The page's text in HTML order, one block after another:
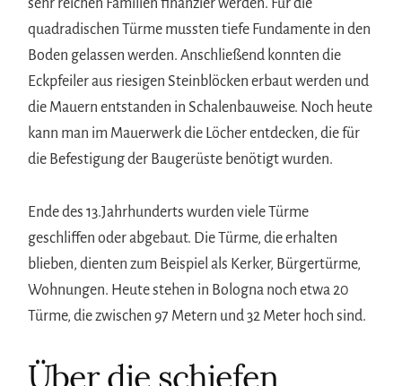
sehr reichen Familien finanzier werden. Für die
quadradischen Türme mussten tiefe Fundamente in den
Boden gelassen werden. Anschließend konnten die
Eckpfeiler aus riesigen Steinblöcken erbaut werden und
die Mauern entstanden in Schalenbauweise. Noch heute
kann man im Mauerwerk die Löcher entdecken, die für
die Befestigung der Baugerüste benötigt wurden.
Ende des 13.Jahrhunderts wurden viele Türme
geschliffen oder abgebaut. Die Türme, die erhalten
blieben, dienten zum Beispiel als Kerker, Bürgertürme,
Wohnungen. Heute stehen in Bologna noch etwa 20
Türme, die zwischen 97 Metern und 32 Meter hoch sind.
Über die schiefen